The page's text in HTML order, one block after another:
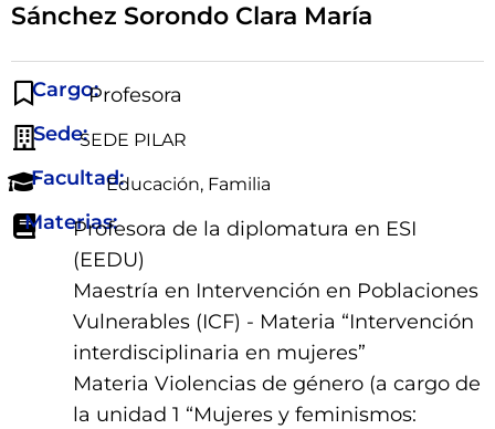
Sánchez Sorondo Clara María
Cargo:Profesora
Sede:SEDE PILAR
Facultad:Educación, Familia
Materias:Profesora de la diplomatura en ESI
(EEDU)
Maestría en Intervención en Poblaciones
Vulnerables (ICF) - Materia “Intervención
interdisciplinaria en mujeres”
Materia Violencias de género (a cargo de
la unidad 1 “Mujeres y feminismos: